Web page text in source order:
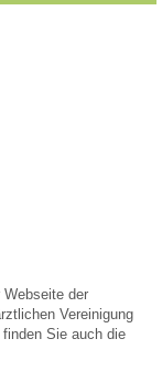
Webseite der
Vereinigung
Sie auch die